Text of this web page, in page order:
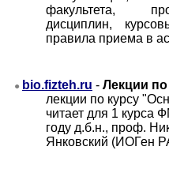
факультета,
дисциплин,
правила приема в
● bio.fizteh.ru - Лекции
лекции по курсу
читает для 1 курса
году д.б.н., проф.
Янковский (ИОГен